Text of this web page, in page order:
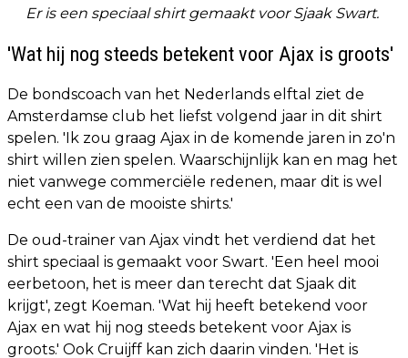
Er is een speciaal shirt gemaakt voor Sjaak Swart.
'Wat hij nog steeds betekent voor Ajax is groots'
De bondscoach van het Nederlands elftal ziet de
Amsterdamse club het liefst volgend jaar in dit shirt
spelen. 'Ik zou graag Ajax in de komende jaren in zo'n
shirt willen zien spelen. Waarschijnlijk kan en mag het
niet vanwege commerciële redenen, maar dit is wel
echt een van de mooiste shirts.'
De oud-trainer van Ajax vindt het verdiend dat het
shirt speciaal is gemaakt voor Swart. 'Een heel mooi
eerbetoon, het is meer dan terecht dat Sjaak dit
krijgt', zegt Koeman. 'Wat hij heeft betekend voor
Ajax en wat hij nog steeds betekent voor Ajax is
groots.' Ook Cruijff kan zich daarin vinden. 'Het is